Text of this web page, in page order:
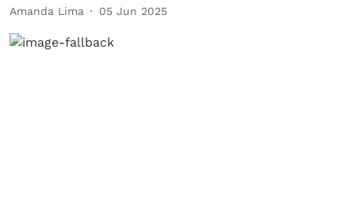
Amanda Lima 05 Jun 2025